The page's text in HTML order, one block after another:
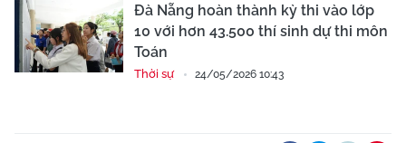
Đà Nẵng hoàn thành kỳ thi vào lớp
10 với hơn 43.500 thí sinh dự thi môn
Toán
Thời sự 24/05/2026 10:43